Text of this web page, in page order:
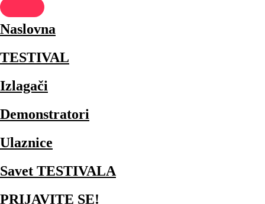
Naslovna
TESTIVAL
Izlagači
Demonstratori
Ulaznice
Savet TESTIVALA
PRIJAVITE SE!